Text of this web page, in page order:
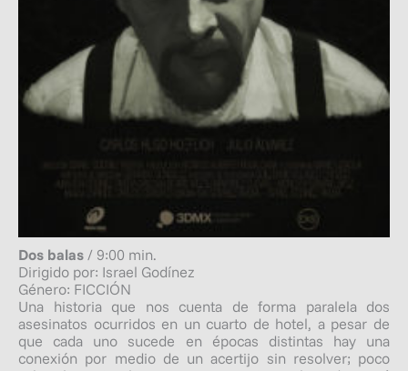
Dos balas / 9:00 min.
Dirigido por: Israel Godínez
Género: FICCIÓN
Una historia que nos cuenta de forma paralela dos
asesinatos ocurridos en un cuarto de hotel, a pesar de
que cada uno sucede en épocas distintas hay una
conexión por medio de un acertijo sin resolver; poco